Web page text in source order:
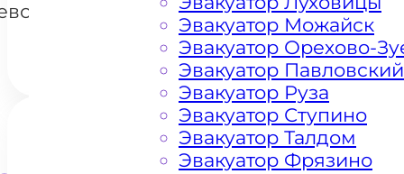
Эвакуатор Можайск
Эвакуатор Орехово-
Эвакуатор
Эвакуатор Руза
Эвакуатор Ступино
Эвакуатор Талдом
Эвакуатор Фрязино